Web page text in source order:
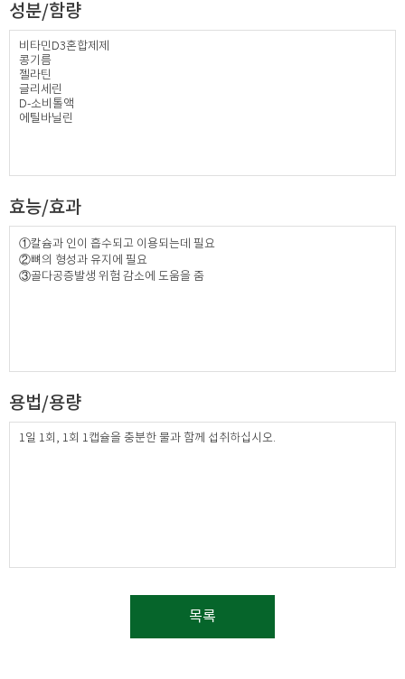
성분/함량
비타민D3혼합제제
콩기름
젤라틴
글리세린
D-소비톨액
에틸바닐린
효능/효과
①칼슘과 인이 흡수되고 이용되는데 필요
②뼈의 형성과 유지에 필요
③골다공증발생 위험 감소에 도움을 줌
용법/용량
1일 1회, 1회 1캡슐을 충분한 물과 함께 섭취하십시오.
목록